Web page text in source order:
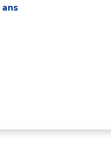
ans